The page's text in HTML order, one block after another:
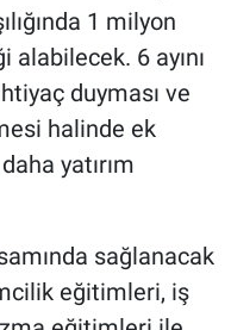
1 milyon
6 ayını
duyması ve
halinde ek
yatırım
sağlanacak
eğitimleri, iş